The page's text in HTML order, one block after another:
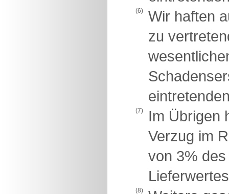
(6)
Wir haften
zu
(7)
Im Übrigen
Verzug im
von 3%
(8)